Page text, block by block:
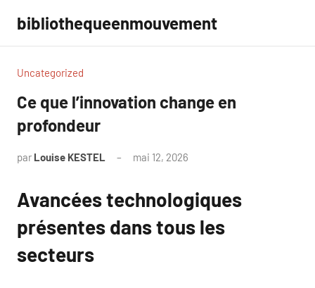
contenu
bibliothequeenmouvement
Uncategorized
Ce que l’innovation change en
profondeur
par Louise KESTEL mai 12, 2026
Avancées technologiques
présentes dans tous les
secteurs